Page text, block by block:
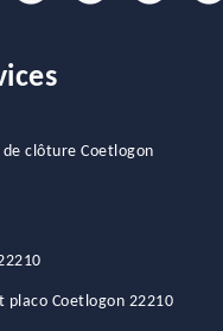
clôture Coetlogon
placo Coetlogon 22210